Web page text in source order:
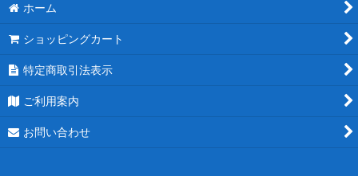
パープル
グリーン
ホーム
ショッピングカート
特定商取引法表示
ご利用案内
お問い合わせ